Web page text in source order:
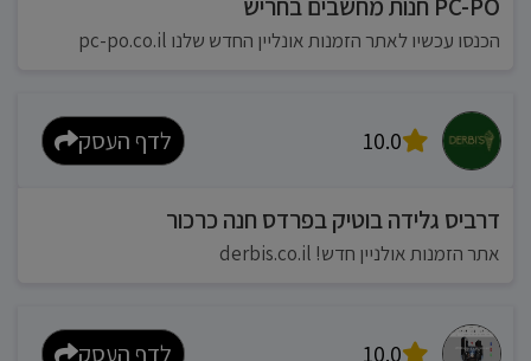
PC-PO חנות מחשבים בחריש
הכנסו עכשיו לאתר הזמנות אונליין החדש שלנו pc-po.co.il
10.0 לדף העסק
דרביס גלידה בוטיק בפרדס חנה כרכור
אתר הזמנות אולניין חדש! derbis.co.il
10.0 לדף העסק